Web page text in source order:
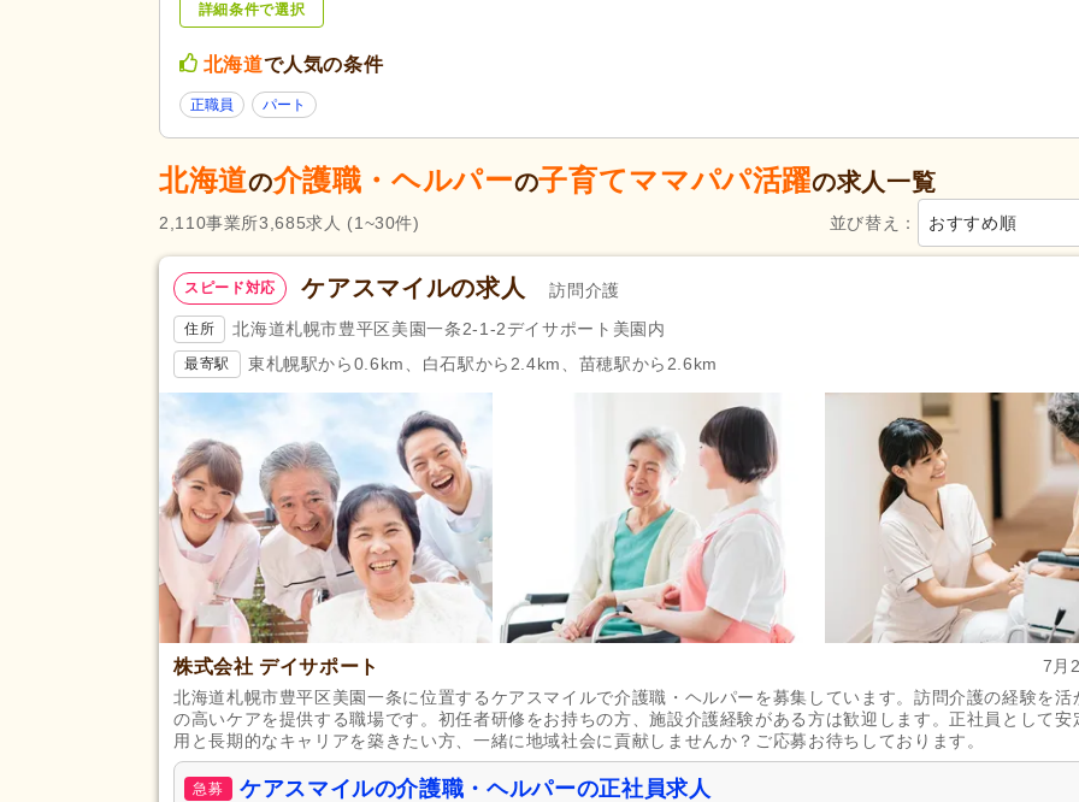
障がい者支援
応募条件・こ
だわり
ブランク可(3,708) 学歴不問(4,523) 年齢不問(2,664)
学生可 (136) 新卒可 (3,544) 子育てママパパ活躍
60代活躍
髪型・髪色自由(80)
ネイル可(34)
勤務形態
残業ほぼなし(4,665) シフト制 (2,577) 日勤のみ可
夜勤のみ可(553) 午前のみ可 (288) 午後のみ可
時短勤務相談可(386) 週1日から可 (303) 週2日から可 (318)
週3日から可(346) 週4日から可 (87) シフト相談可 (3,647)
即日勤務可(190)
応募資格
初任者研修（旧ヘルパー2級）
実務者研修（旧ヘルパー1級・基礎研
修）(1,877)
介護福祉士(3,058)
認知症ケア専門士
社会福祉主事任用(28) 主任介護支援専門員(13)
介護支援専門員（ケアマネジ
(125)
自動車免許(1,644) 自動車免許（二種） (7) 認知症介護基礎研修
認知症介護実践者研修 (4) 認知症介護実践リーダー研修
詳細条件で選択
北海道で人気の条件
正職員 パート
北海道の介護職・ヘルパーの子育てママパパ活躍の求人一覧
並び替え： おすすめ順
2,110事業所3,685求人 (1~30件)
スピード対応 ケアスマイルの求人 訪問介護
住所 北海道札幌市豊平区美園一条2-1-2デイサポート美園内
最寄駅 東札幌駅から0.6km、白石駅から2.4km、苗穂駅から2.6km
株式会社 デイサポート
7月
北海道札幌市豊平区美園一条に位置するケアスマイルで介護職・ヘルパーを募集しています。訪問介護の経験を活
の高いケアを提供する職場です。初任者研修をお持ちの方、施設介護経験がある方は歓迎します。正社員として安
用と長期的なキャリアを築きたい方、一緒に地域社会に貢献しませんか？ご応募お待ちしております。
急募 ケアスマイルの介護職・ヘルパーの正社員求人